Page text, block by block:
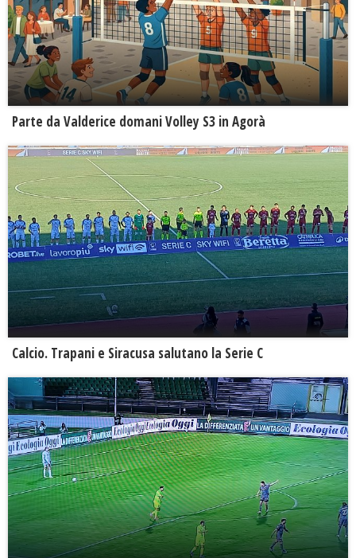
Parte da Valderice domani Volley S3 in Agorà
Calcio. Trapani e Siracusa salutano la Serie C